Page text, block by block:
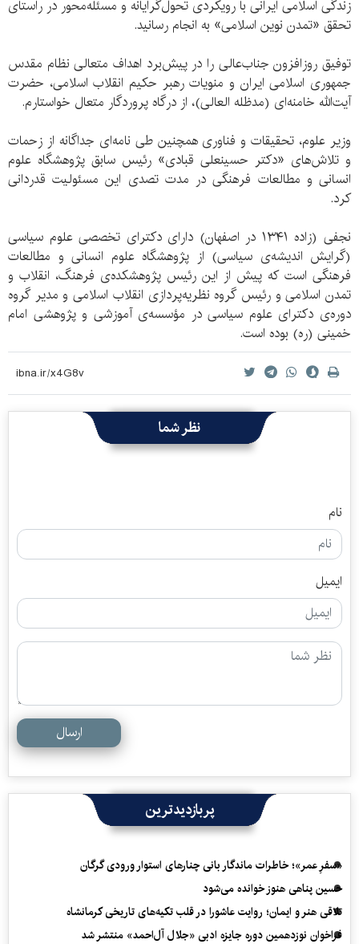
زندگی اسلامی ایرانی با رویکردی تحول‌گرایانه و مسئله‌محور در راستای
تحقق «تمدن نوین اسلامی» به انجام رسانید.
توفیق روزافزون جناب‌عالی را در پیش‌برد اهداف متعالی نظام مقدس
جمهوری اسلامی ایران و منویات رهبر حکیم انقلاب اسلامی، حضرت
آیت‌الله خامنه‌ای (مدظله العالی)، از درگاه پروردگار متعال خواستارم.
وزیر علوم، تحقیقات و فناوری همچنین طی نامه‌ای جداگانه از زحمات
و تلاش‌های «دکتر حسینعلی قبادی» رئیس سابق پژوهشگاه علوم
انسانی و مطالعات فرهنگی در مدت تصدی این مسئولیت قدردانی
کرد.
نجفی (زاده ۱۳۴۱ در اصفهان) دارای دکترای تخصصی علوم سیاسی
(گرایش اندیشه‌ی سیاسی) از پژوهشگاه علوم انسانی و مطالعات
فرهنگی است که پیش از این رئیس پژوهشکده‌ی فرهنگ، انقلاب و
تمدن اسلامی و رئیس گروه نظریه‌پردازی انقلاب اسلامی و مدیر گروه
دوره‌ی دکترای علوم سیاسی در مؤسسه‌ی آموزشی و پژوهشی امام
خمینی (ره) بوده است.
نظر شما
نام
ایمیل
ارسال
پربازدیدترین
«سفرِ عمر»؛ خاطرات ماندگار بانی چنارهای استوار ورودی گرگان
حسین پناهی هنوز خوانده می‌شود
تلاقی هنر و ایمان؛ روایت عاشورا در قلب تکیه‌های تاریخی کرمانشاه
فراخوان نوزدهمین دوره جایزه ادبی «جلال آل‌احمد» منتشر شد